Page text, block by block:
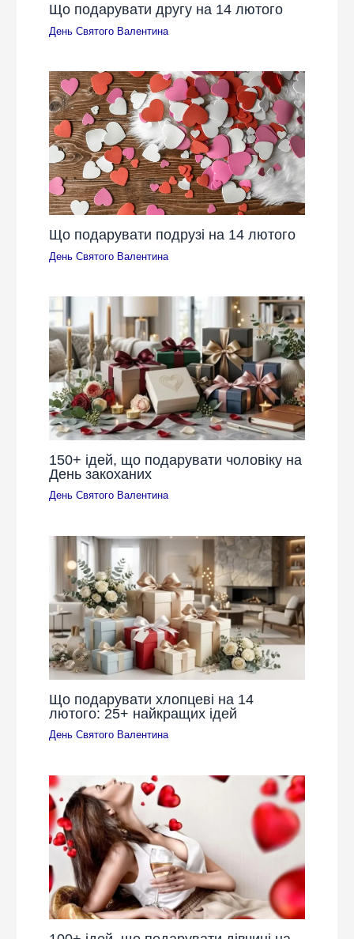
Що подарувати другу на 14 лютого
День Святого Валентина
Що подарувати подрузі на 14 лютого
День Святого Валентина
150+ ідей, що подарувати чоловіку на
День закоханих
День Святого Валентина
Що подарувати хлопцеві на 14
лютого: 25+ найкращих ідей
День Святого Валентина